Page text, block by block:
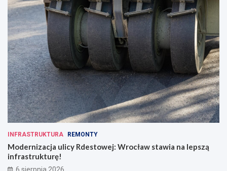
INFRASTRUKTURA REMONTY
Modernizacja ulicy Rdestowej: Wrocław stawia na lepszą
infrastrukturę!